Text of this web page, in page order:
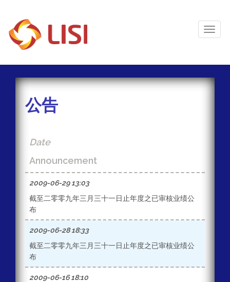
公告
Date
Announcement
2009-06-29 13:03
截至二零零九年三月三十一日止年度之已审核业绩公
布
2009-06-28 18:33
截至二零零九年三月三十一日止年度之已审核业绩公
布
2009-06-16 18:10